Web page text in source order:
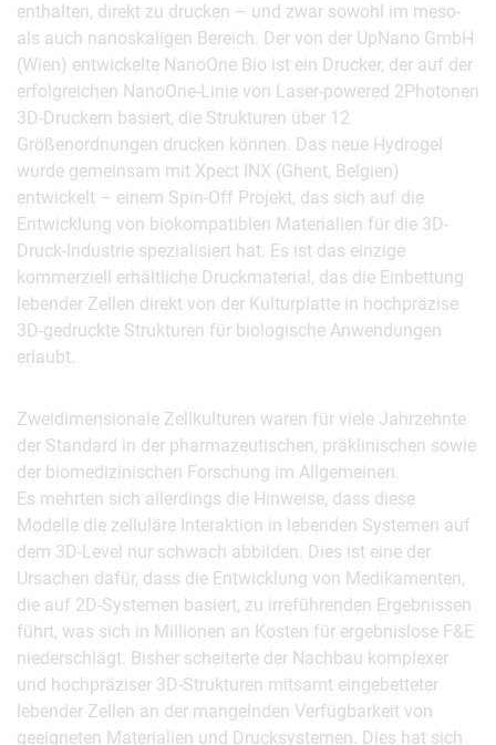
enthalten, direkt zu drucken – und zwar sowohl im meso-
als auch nanoskaligen Bereich. Der von der UpNano GmbH
(Wien) entwickelte NanoOne Bio ist ein Drucker, der auf der
erfolgreichen NanoOne-Linie von Laser-powered 2Photonen
3D-Druckern basiert, die Strukturen über 12
Größenordnungen drucken können. Das neue Hydrogel
wurde gemeinsam mit Xpect INX (Ghent, Belgien)
entwickelt – einem Spin-Off Projekt, das sich auf die
Entwicklung von biokompatiblen Materialien für die 3D-
Druck-Industrie spezialisiert hat. Es ist das einzige
kommerziell erhältliche Druckmaterial, das die Einbettung
lebender Zellen direkt von der Kulturplatte in hochpräzise
3D-gedruckte Strukturen für biologische Anwendungen
erlaubt.
Zweidimensionale Zellkulturen waren für viele Jahrzehnte
der Standard in der pharmazeutischen, präklinischen sowie
der biomedizinischen Forschung im Allgemeinen.
Es mehrten sich allerdings die Hinweise, dass diese
Modelle die zelluläre Interaktion in lebenden Systemen auf
dem 3D-Level nur schwach abbilden. Dies ist eine der
Ursachen dafür, dass die Entwicklung von Medikamenten,
die auf 2D-Systemen basiert, zu irreführenden Ergebnissen
führt, was sich in Millionen an Kosten für ergebnislose F&E
niederschlägt. Bisher scheiterte der Nachbau komplexer
und hochpräziser 3D-Strukturen mitsamt eingebetteter
lebender Zellen an der mangelnden Verfügbarkeit von
geeigneten Materialien und Drucksystemen. Dies hat sich